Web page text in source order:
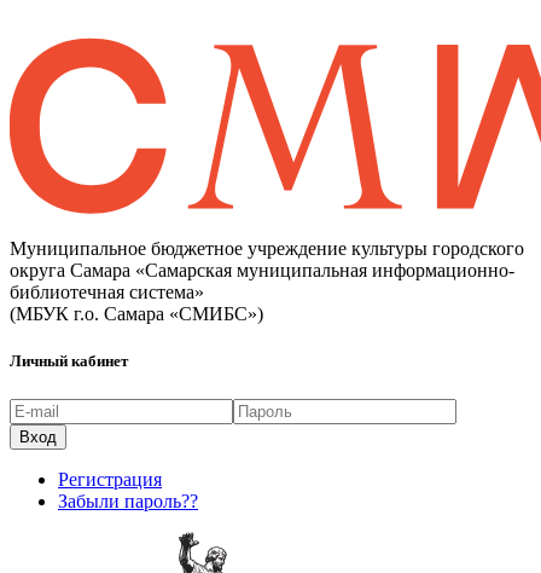
Муниципальное бюджетное учреждение культуры городского
округа Самара «Самарская муниципальная информационно-
библиотечная система»
(МБУК г.о. Самара «СМИБС»)
Личный кабинет
Регистрация
Забыли пароль??